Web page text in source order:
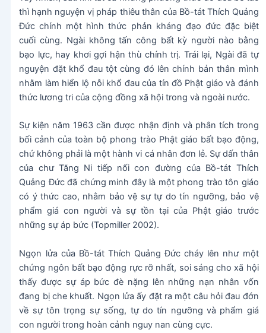
thì hạnh nguyện vị pháp thiêu thân của Bồ-tát Thích Quảng
Đức chính một hình thức phản kháng đạo đức đặc biệt
cuối cùng. Ngài không tấn công bất kỳ người nào bằng
bạo lực, hay khơi gợi hận thù chính trị. Trái lại, Ngài đã tự
nguyện đặt khổ đau tột cùng đó lên chính bản thân mình
nhằm làm hiển lộ nỗi khổ đau của tín đồ Phật giáo và đánh
thức lương tri của cộng đồng xã hội trong và ngoài nước.
Sự kiện năm 1963 cần được nhận định và phân tích trong
bối cảnh của toàn bộ phong trào Phật giáo bất bạo động,
chứ không phải là một hành vi cá nhân đơn lẻ. Sự dấn thân
của chư Tăng Ni tiếp nối con đường của Bồ-tát Thích
Quảng Đức đã chứng minh đây là một phong trào tôn giáo
có ý thức cao, nhằm bảo vệ sự tự do tín ngưỡng, bảo vệ
phẩm giá con người và sự tồn tại của Phật giáo trước
những sự áp bức (Topmiller 2002).
Ngọn lửa của Bồ-tát Thích Quảng Đức cháy lên như một
chứng ngôn bất bạo động rực rỡ nhất, soi sáng cho xã hội
thấy được sự áp bức đè nặng lên những nạn nhân vốn
đang bị che khuất. Ngọn lửa ấy đặt ra một câu hỏi đau đớn
về sự tôn trọng sự sống, tự do tín ngưỡng và phẩm giá
con người trong hoàn cảnh nguy nan cùng cực.